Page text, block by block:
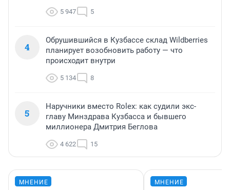
5 947 5
4
Обрушившийся в Кузбассе склад Wildberries
планирует возобновить работу — что
происходит внутри
5 134 8
5
Наручники вместо Rolex: как судили экс-
главу Минздрава Кузбасса и бывшего
миллионера Дмитрия Беглова
4 622 15
МНЕНИЕ МНЕНИЕ